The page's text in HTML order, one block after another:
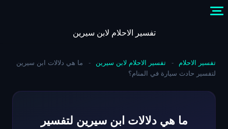
content
تفسير الاحلام لابن سيرين
تفسير الاحلام - تفسير الاحلام لابن سيرين -
ما هي دلالات ابن سيرين
لتفسير حادث سيارة في المنام؟
ما هي دلالات ابن سيرين لتفسير